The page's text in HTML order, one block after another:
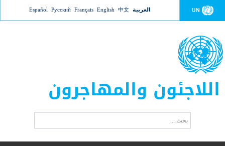
Jump to navigation UN العربية 中文
English
Français
Русский
Español
اللاجئون والمهاجرون
ت
ب